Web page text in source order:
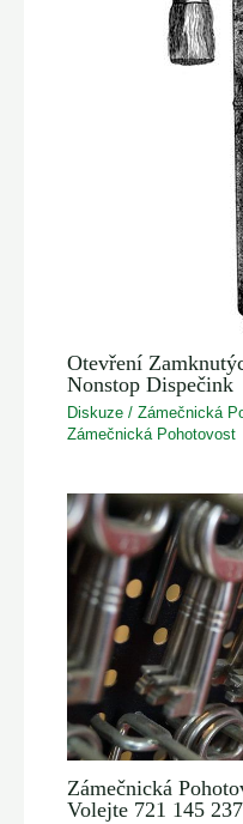
Otevření
Nonstop Dispečink
Diskuze /Zámečnická
Zámečnická Pohotovost
Zámečnická
Volejte 721 145 237